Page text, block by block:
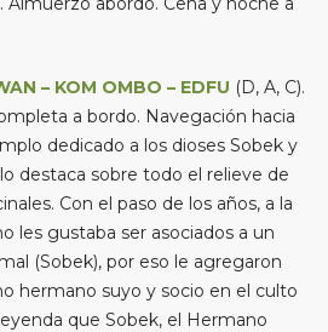
– KOM OMBO – EDFU (D, A, C).
a bordo. Navegación hacia
dedicado a los dioses Sobek y
destaca sobre todo el relieve de
Con el paso de los años, a la
les gustaba ser asociados a un
(Sobek), por eso le agregaron
hermano suyo y socio en el culto
que Sobek, el Hermano